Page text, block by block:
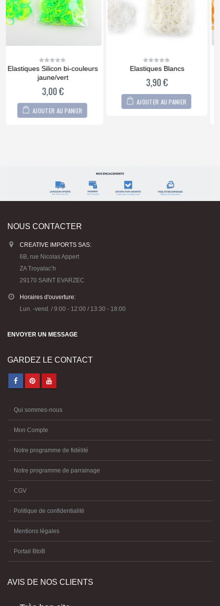
0
of
Elastiques Blancs
3,90€
AJOUTER AU PANIER
0
out
of
5
Elastiques Silicon Métallique
doré
3,00€
AJOUTER AU PANIER
NOUS CONTACTER
CREATIVE IMPORTS SAS:
6B, rue Nicolas Appert
ZA Troyalac’h
29170 SAINT EVARZEC
Horaires d'ouverture:
Lun. -vend. / 9:00 - 12:00 / 13:30 - 18:00
ENVOYER UN MESSAGE
GARDEZ LE CONTACT
Qui sommes-nous
Mon Compte
Notre programme de fidélité
Notre programme de parrainage
CGV
Politique de confidentialité
Mentions légales
Portail BtoB
AVIS DE NOS CLIENTS